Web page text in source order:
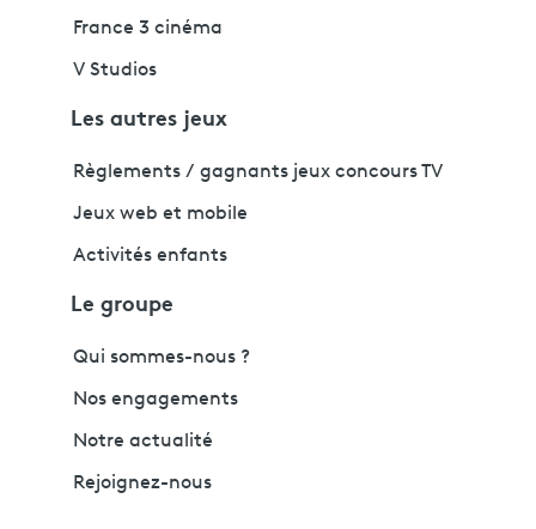
France 3 cinéma
V Studios
Les autres jeux
Règlements / gagnants jeux concours TV
Jeux web et mobile
Activités enfants
Le groupe
Qui sommes-nous ?
Nos engagements
Notre actualité
Rejoignez-nous